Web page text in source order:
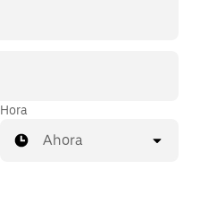
Hora
Ahora